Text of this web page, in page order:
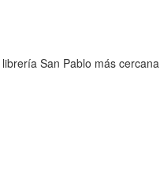
San Pablo más cercana